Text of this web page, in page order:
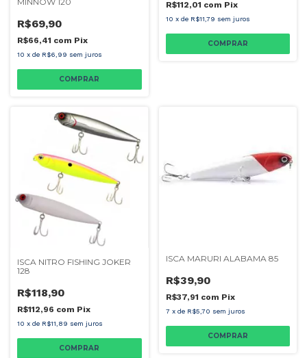
R$69,90
R$66,41 com Pix
10 x de R$6,99 sem juros
COMPRAR
R$112,01 com Pix
10 x de R$11,79 sem juros
COMPRAR
ISCA NITRO FISHING JOKER
128
R$118,90
R$112,96 com Pix
10 x de R$11,89 sem juros
COMPRAR
ISCA MARURI ALABAMA 85
R$39,90
R$37,91 com Pix
7 x de R$5,70 sem juros
COMPRAR